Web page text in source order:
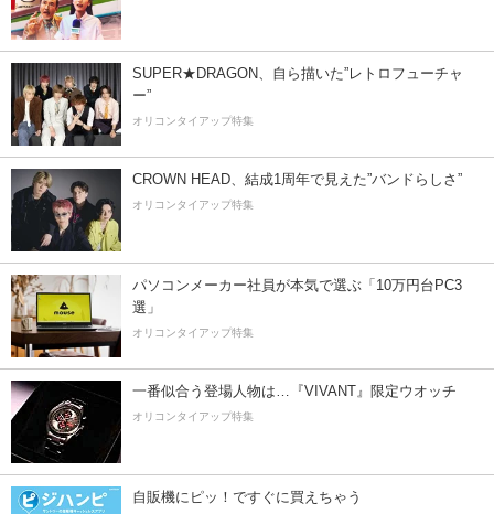
SUPER★DRAGON、自ら描いた”レトロフューチャ
ー”
オリコンタイアップ特集
CROWN HEAD、結成1周年で見えた”バンドらしさ”
オリコンタイアップ特集
パソコンメーカー社員が本気で選ぶ「10万円台PC3
選」
オリコンタイアップ特集
一番似合う登場人物は…『VIVANT』限定ウオッチ
オリコンタイアップ特集
自販機にピッ！ですぐに買えちゃう